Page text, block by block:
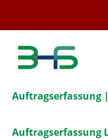
springen
Auftragserfassung
Auftragserfassung